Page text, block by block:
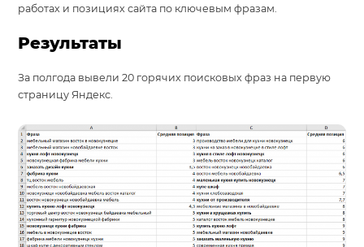
работах и позициях сайта по ключевым фразам.
Результаты
За полгода вывели 20 горячих поисковых фраз на первую
страницу Яндекс.